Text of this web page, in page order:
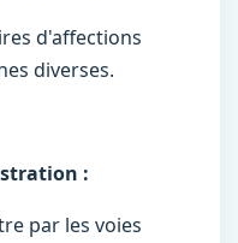
d'affections
diverses.
:
par les voies